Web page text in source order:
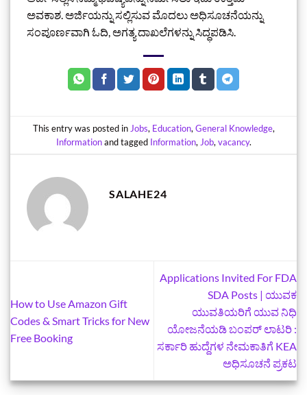
ಅವಕಾಶ. ಅರ್ಜಿಯನ್ನು ಸಲ್ಲಿಸುವ ಮೊದಲು ಅಧಿಸೂಚನೆಯನ್ನು
ಸಂಪೂರ್ಣವಾಗಿ ಓದಿ, ಅಗತ್ಯ ದಾಖಲೆಗಳನ್ನು ಸಿದ್ಧಪಡಿಸಿ.
This entry was posted in Jobs, Education, General Knowledge,
Informationand tagged Information, Job, vacancy.
SALAHE24
How to Use Amazon Gift
Codes & Smart Tricks for New
Free Booking
Applications Invited For FDA
SDA Posts | ಯುವಕ
ಯುವತಿಯರಿಗೆ ಯುವ ನಿಧಿ
ಯೋಜನೆಯಡಿ ಬಂಪರ್‌ ಲಾಟರಿ :
ಸರ್ಕಾರಿ ಹುದ್ದೆಗಳ ನೇಮಕಾತಿಗೆ KEA
ಅಧಿಸೂಚನೆ ಪ್ರಕಟ